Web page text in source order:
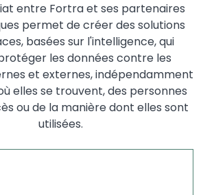
entre Fortra et ses partenaires
permet de créer des solutions
basées sur l'intelligence, qui
les données contre les
et externes, indépendamment
elles se trouvent, des personnes
ou de la manière dont elles sont
utilisées.